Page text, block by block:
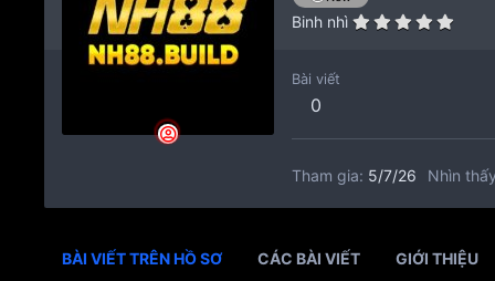
Binh nhì
Bài viết
0
Tham gia 5/7/26 Nhìn
BÀI VIẾT TRÊN HỒ SƠ CÁC BÀI VIẾT GIỚI THIỆU